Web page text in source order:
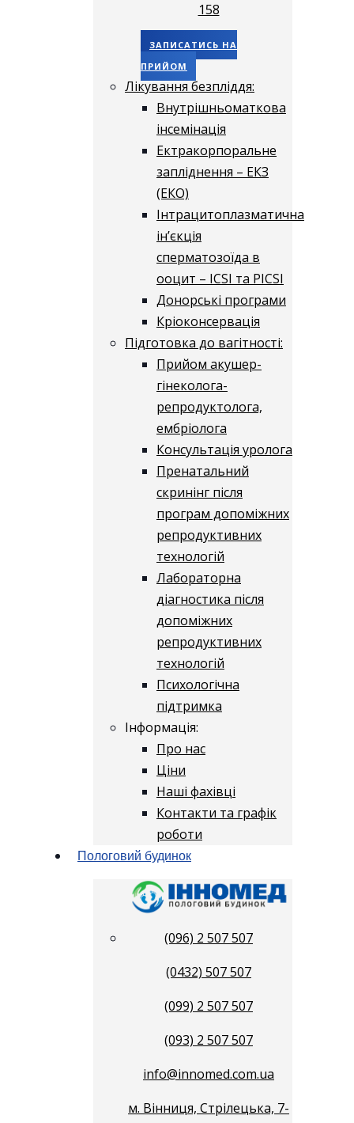
158
ЗАПИСАТИСЬ НА
ПРИЙОМ
Лікування безпліддя:
Внутрішньоматкова
інсемінація
Ектракорпоральне
запліднення – ЕКЗ
(ЕКО)
Інтрацитоплазматична
ін’єкція
сперматозоїда в
ооцит – ICSI та PICSI
Донорські програми
Кріоконсервація
Підготовка до вагітності:
Прийом акушер-
гінеколога-
репродуктолога,
ембріолога
Консультація уролога
Пренатальний
скринінг після
програм допоміжних
репродуктивних
технологій
​​Лабораторна
діагностика після
допоміжних
репродуктивних
технологій
​​Психологічна
підтримка
Інформація:
Про нас
Ціни
Наші фахівці
Контакти та графік
роботи
Пологовий будинок
(096) 2 507 507
(0432) 507 507
(099) 2 507 507
(093) 2 507 507
info@innomed.com.ua
м. Вінниця, Стрілецька, 7-